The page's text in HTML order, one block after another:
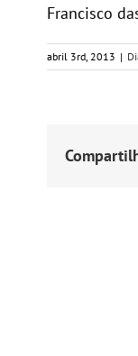
Francisco
abril 3rd, 2013 |